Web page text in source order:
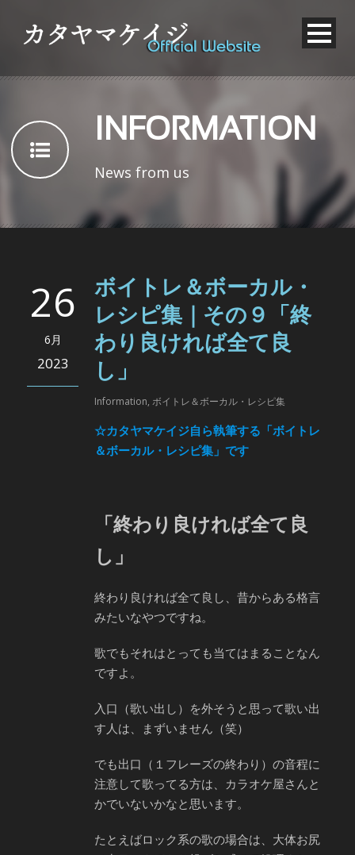
INFORMATION
News from us
26
6月
2023
ボイトレ＆ボーカル・
レシピ集｜その９「終
わり良ければ全て良
し」
Information, ボイトレ＆ボーカル・レシピ集
☆カタヤマケイジ自ら執筆する「ボイトレ
＆ボーカル・レシピ集」です
「終わり良ければ全て良
し」
終わり良ければ全て良し、昔からある格言
みたいなやつですね。
歌でもそれはとっても当てはまることなん
ですよ。
入口（歌い出し）を外そうと思って歌い出
す人は、まずいません（笑）
でも出口（１フレーズの終わり）の音程に
注意して歌ってる方は、カラオケ屋さんと
かでいないかなと思います。
たとえばロック系の歌の場合は、大体お尻